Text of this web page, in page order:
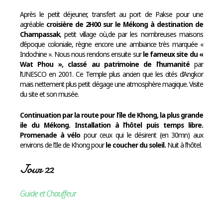
Après le petit déjeuner, transfert au port de Pakse pour une
agréable croisière de 2H00 sur le Mékong à destination de
Champassak, petit village où,de par les nombreuses maisons
d’époque coloniale, règne encore une ambiance très marquée «
Indochine ». Nous nous rendons ensuite surle fameux site du «
Wat Phou », classé au patrimoine de l’humanitépar
l’UNESCO en 2001. Ce Temple plus ancien que les cités d’Angkor
mais nettement plus petit dégage une atmosphère magique. Visite
du site et son musée.
Continuation par la route pour l’île de Khong, la plus grande
ile du Mékong. Installation à l’hôtel puis temps libre.
Promenade à vélo pour ceux qui le désirent (en 30mn) aux
environs de l’Ile de Khong pourle coucher du soleil. Nuit à l’hôtel.
Jour 22
Guide et Chauffeur